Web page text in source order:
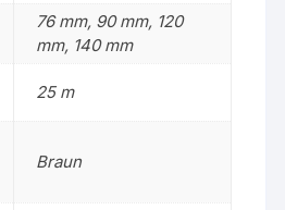
76 mm, 90 mm, 120
mm, 140 mm
25 m
Braun